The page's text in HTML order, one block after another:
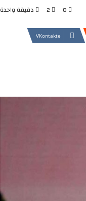
0
2 دقيقة واحدة